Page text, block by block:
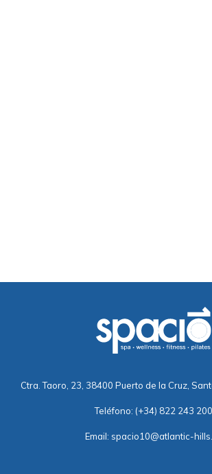
Ctra. Taoro, 23, 38400 Puerto de la Cruz,
Teléfono: (+34) 822 243 200
Email: spacio10@atlantic-